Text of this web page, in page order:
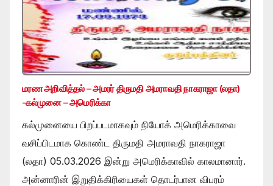
மரண அறிவித்தல் – அமரர் திருமதி அமராவதி நாகராஜா (லதா)
-கல்முனை – அமெரிக்கா
கல்முனையை பிறப்படமாகவும் நியோக் அமெரிக்காவை
வசிப்பிடமாக கொண்ட திருமதி அமராவதி நாகராஜா
(லதா) 05.03.2026 இன்று அமெரிக்காவில் காலமானார்.
அன்னாரின் இறுதிக்கிரியைகள் தொடர்பான விபரம்